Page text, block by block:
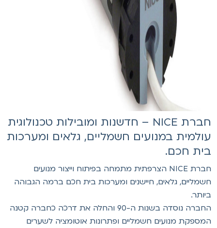
חברת NICE – חדשנות ומובילות טכנולוגית
במנועים חשמליים, גלאים ומערכות
חכם.
חברת NICE הצרפתית מתמחה בפיתוח וייצור מנועים
גלאים, חיישנים ומערכות בית חכם ברמה הגבוהה
החברה נוסדה בשנות ה-90 והחלה את דרכה כחברה קטנה
מנועים חשמליים ופתרונות אוטומציה לשערים